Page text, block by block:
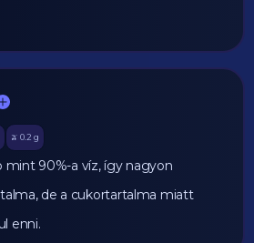
🫒 0.2 g
90%-a víz, így nagyon
de a cukortartalma miatt
enni.